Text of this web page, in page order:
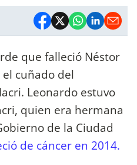
que falleció Néstor
cuñado del
Leonardo estuvo
quien era hermana
de la Ciudad
de cáncer en 2014.